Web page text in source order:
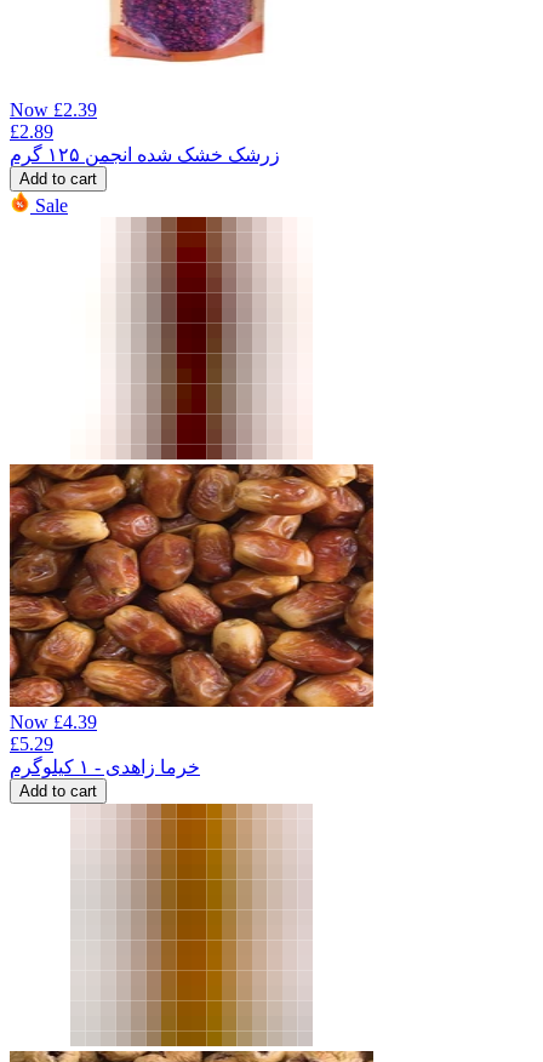
Now £2.39
£2.89
زرشک خشک شده انجمن ۱۲۵ گرم
Add to cart
Sale
Now £4.39
£5.29
خرما زاهدی - ۱ کیلوگرم
Add to cart